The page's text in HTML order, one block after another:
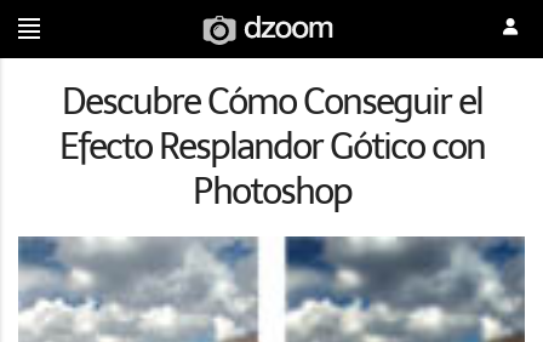
Descubre Cómo Conseguir el
Efecto Resplandor Gótico con
Photoshop